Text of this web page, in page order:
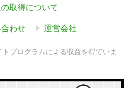
取得について
わせ 運営会社
プログラムによる収益を得ていま